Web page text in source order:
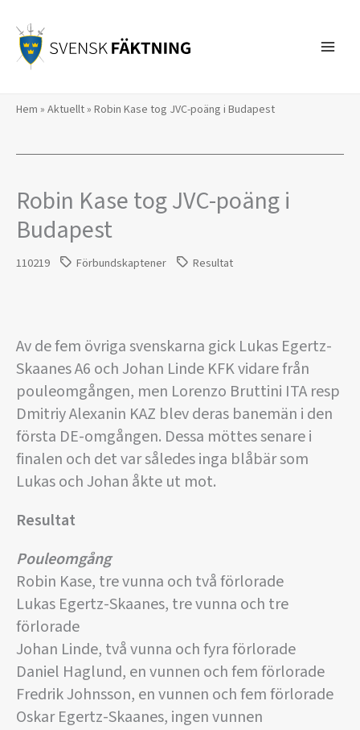
innehåll
Hem » Aktuellt» Robin Kase tog JVC-poäng i Budapest
Robin Kase tog JVC-poäng i
Budapest
110219 Förbundskaptener Resultat
Av de fem övriga svenskarna gick Lukas Egertz-
Skaanes A6 och Johan Linde KFK vidare från
pouleomgången, men Lorenzo Bruttini ITA resp
Dmitriy Alexanin KAZ blev deras banemän i den
första DE-omgången. Dessa möttes senare i
finalen och det var således inga blåbär som
Lukas och Johan åkte ut mot.
Resultat
Pouleomgång
Robin Kase, tre vunna och två förlorade
Lukas Egertz-Skaanes, tre vunna och tre
förlorade
Johan Linde, två vunna och fyra förlorade
Daniel Haglund, en vunnen och fem förlorade
Fredrik Johnsson, en vunnen och fem förlorade
Oskar Egertz-Skaanes, ingen vunnen